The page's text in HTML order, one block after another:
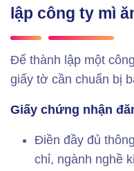
lập công ty mì
Để thành lập một
giấy tờ cần chuẩn bị
Giấy chứng nhận
Điền đầy đủ
chỉ, ngành nghề